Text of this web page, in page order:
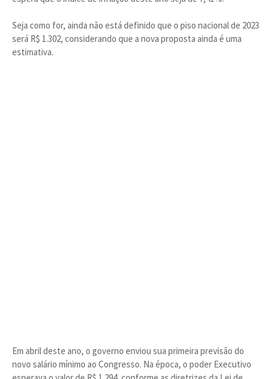
Seja como for, ainda não está definido que o piso nacional de 2023
será R$ 1.302, considerando que a nova proposta ainda é uma
estimativa.
Em abril deste ano, o governo enviou sua primeira previsão do
novo salário mínimo ao Congresso. Na época, o poder Executivo